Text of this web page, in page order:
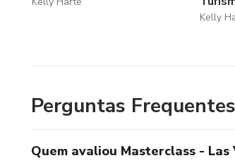
Kelly
Perguntas Frequentes
Quem avaliou Masterclass - Las